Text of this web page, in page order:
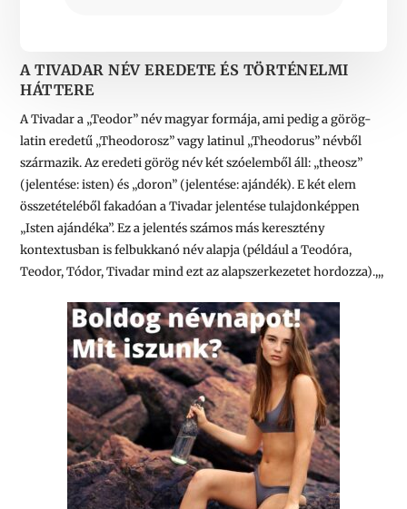
A TIVADAR NÉV EREDETE ÉS TÖRTÉNELMI
HÁTTERE
A Tivadar a „Teodor” név magyar formája, ami pedig a görög-
latin eredetű „Theodorosz” vagy latinul „Theodorus” névből
származik. Az eredeti görög név két szóelemből áll: „theosz”
(jelentése: isten) és „doron” (jelentése: ajándék). E két elem
összetételéből fakadóan a Tivadar jelentése tulajdonképpen
„Isten ajándéka”. Ez a jelentés számos más keresztény
kontextusban is felbukkanó név alapja (például a Teodóra,
Teodor, Tódor, Tivadar mind ezt az alapszerkezetet hordozza).,,,